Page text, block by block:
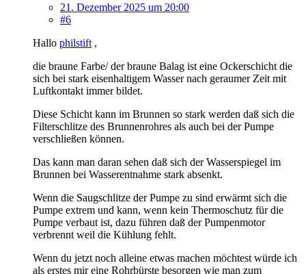
21. Dezember 2025 um 20:00
#6
Hallo philstift ,
die braune Farbe/ der braune Balag ist eine Ockerschicht die
sich bei stark eisenhaltigem Wasser nach geraumer Zeit mit
Luftkontakt immer bildet.
Diese Schicht kann im Brunnen so stark werden daß sich die
Filterschlitze des Brunnenrohres als auch bei der Pumpe
verschließen können.
Das kann man daran sehen daß sich der Wasserspiegel im
Brunnen bei Wasserentnahme stark absenkt.
Wenn die Saugschlitze der Pumpe zu sind erwärmt sich die
Pumpe extrem und kann, wenn kein Thermoschutz für die
Pumpe verbaut ist, dazu führen daß der Pumpenmotor
verbrennt weil die Kühlung fehlt.
Wenn du jetzt noch alleine etwas machen möchtest würde ich
als erstes mir eine Rohrbürste besorgen wie man zum